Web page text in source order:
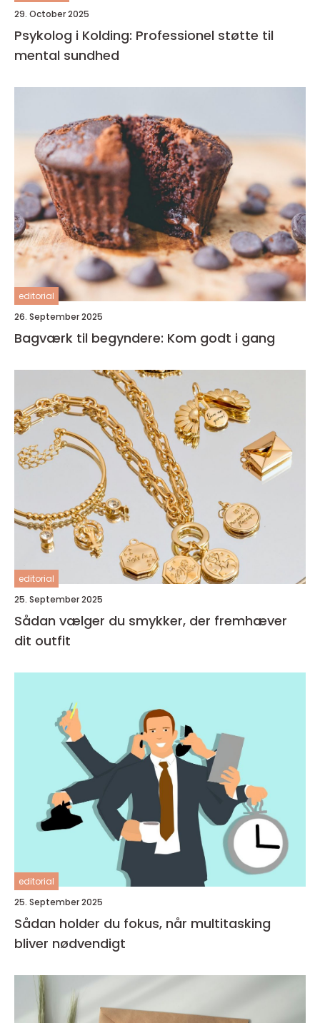
29. October 2025
Psykolog i Kolding: Professionel støtte til
mental sundhed
editorial
26. September 2025
Bagværk til begyndere: Kom godt i gang
editorial
25. September 2025
Sådan vælger du smykker, der fremhæver
dit outfit
editorial
25. September 2025
Sådan holder du fokus, når multitasking
bliver nødvendigt